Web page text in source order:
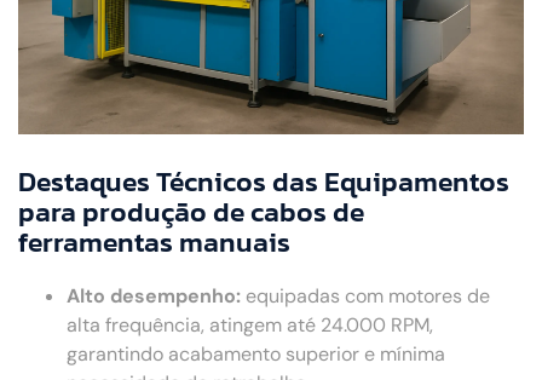
Destaques Técnicos das Equipamentos
para produção de cabos de
ferramentas manuais
Alto desempenho: equipadas com motores de
alta frequência, atingem até 24.000 RPM,
garantindo acabamento superior e mínima